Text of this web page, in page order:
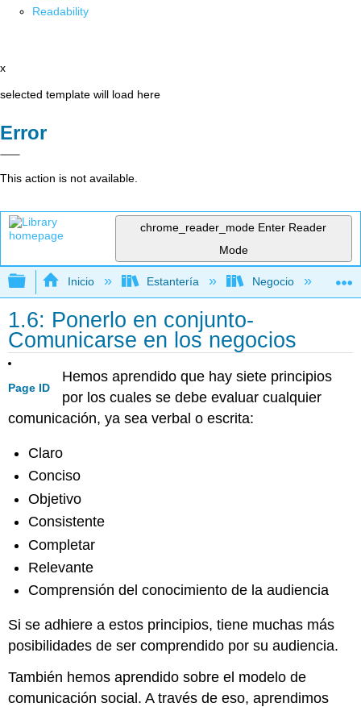
Readability
x
selected template will load here
Error
This action is not available.
chrome_reader_mode Enter Reader
Mode
Expandir/contraer jerarquía global
Inicio Estantería Negocio
1.6: Ponerlo en conjunto-
Comunicarse en los negocios
Page ID
Hemos aprendido que hay siete principios
por los cuales se debe evaluar cualquier
comunicación, ya sea verbal o escrita:
Claro
Conciso
Objetivo
Consistente
Completar
Relevante
Comprensión del conocimiento de la audiencia
Si se adhiere a estos principios, tiene muchas más
posibilidades de ser comprendido por su audiencia.
También hemos aprendido sobre el modelo de
comunicación social. A través de eso, aprendimos